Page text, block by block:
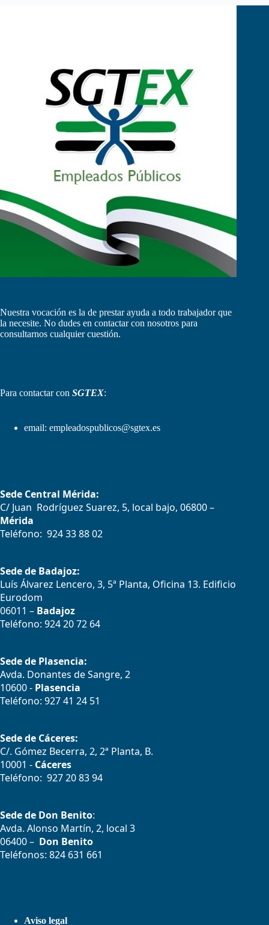
Nuestra vocación es la de prestar ayuda a todo trabajador que
la necesite. No dudes en contactar con nosotros para
consultarnos cualquier cuestión.
Para contactar con SGTEX:
email: empleadospublicos@sgtex.es
Sede Central Mérida:
C/ Juan Rodríguez Suarez, 5, local bajo, 06800 –
Mérida
Teléfono: 924 33 88 02
Sede de Badajoz:
Luís Álvarez Lencero, 3, 5ª Planta, Oficina 13. Edificio
Eurodom
06011 – Badajoz
Teléfono: 924 20 72 64
Sede de Plasencia:
Avda. Donantes de Sangre, 2
10600 - Plasencia
Teléfono: 927 41 24 51
Sede de Cáceres:
C/. Gómez Becerra, 2, 2ª Planta, B.
10001 - Cáceres
Teléfono: 927 20 83 94
Sede de Don Benito:
Avda. Alonso Martín, 2, local 3
06400 – Don Benito
Teléfonos: 824 631 661
Aviso legal